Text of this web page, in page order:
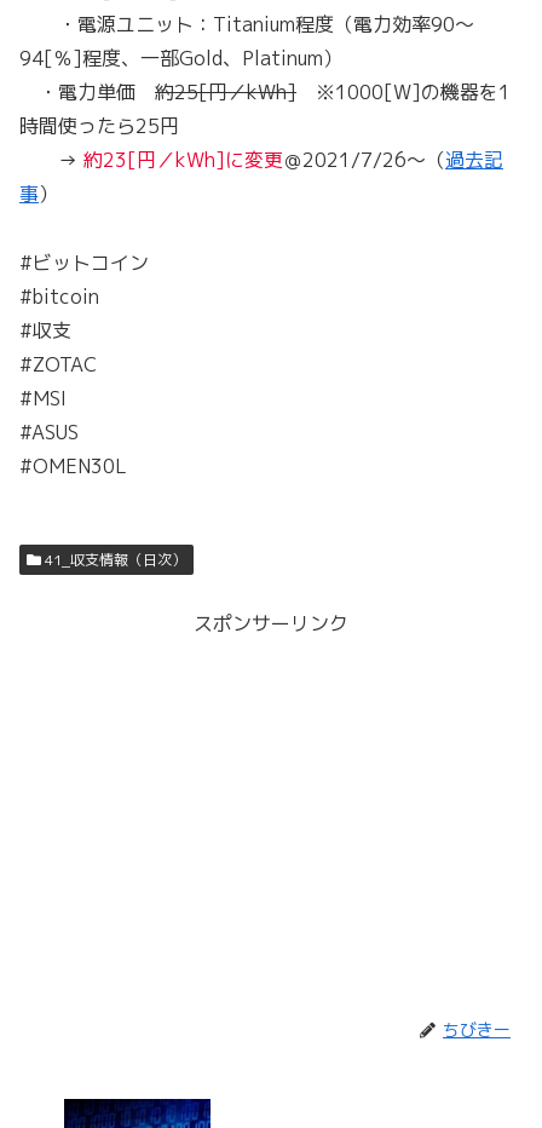
・電源ユニット：Titanium程度（電力効率90～
94[％]程度、一部Gold、Platinum）
・電力単価 約25[円／kWh] ※1000[W]の機器を1
時間使ったら25円
→ 約23[円／kWh]に変更＠2021/7/26～（過去記
事）
#ビットコイン
#bitcoin
#収支
#ZOTAC
#MSI
#ASUS
#OMEN30L
41_収支情報（日次）
スポンサーリンク
ちびきー